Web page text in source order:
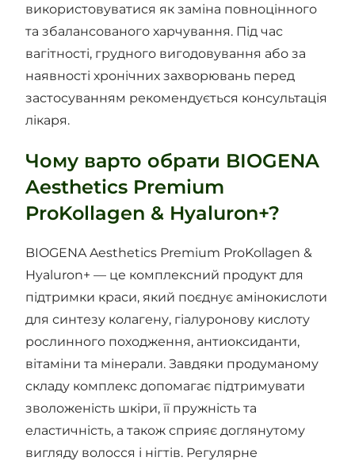
використовуватися як заміна повноцінного
та збалансованого харчування. Під час
вагітності, грудного вигодовування або за
наявності хронічних захворювань перед
застосуванням рекомендується консультація
лікаря.
Чому варто обрати BIOGENA
Aesthetics Premium
ProKollagen & Hyaluron+?
BIOGENA Aesthetics Premium ProKollagen &
Hyaluron+ — це комплексний продукт для
підтримки краси, який поєднує амінокислоти
для синтезу колагену, гіалуронову кислоту
рослинного походження, антиоксиданти,
вітаміни та мінерали. Завдяки продуманому
складу комплекс допомагає підтримувати
зволоженість шкіри, її пружність та
еластичність, а також сприяє доглянутому
вигляду волосся і нігтів. Регулярне